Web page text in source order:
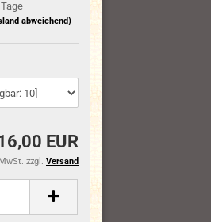
abweichend)
EUR
zzgl. Versand